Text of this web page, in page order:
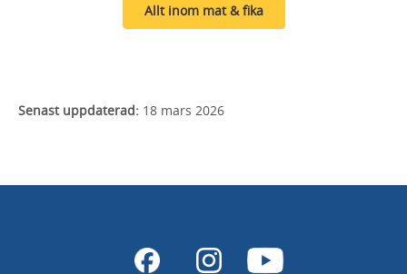
Allt inom mat & fika
Senast uppdaterad: 18 mars 2026